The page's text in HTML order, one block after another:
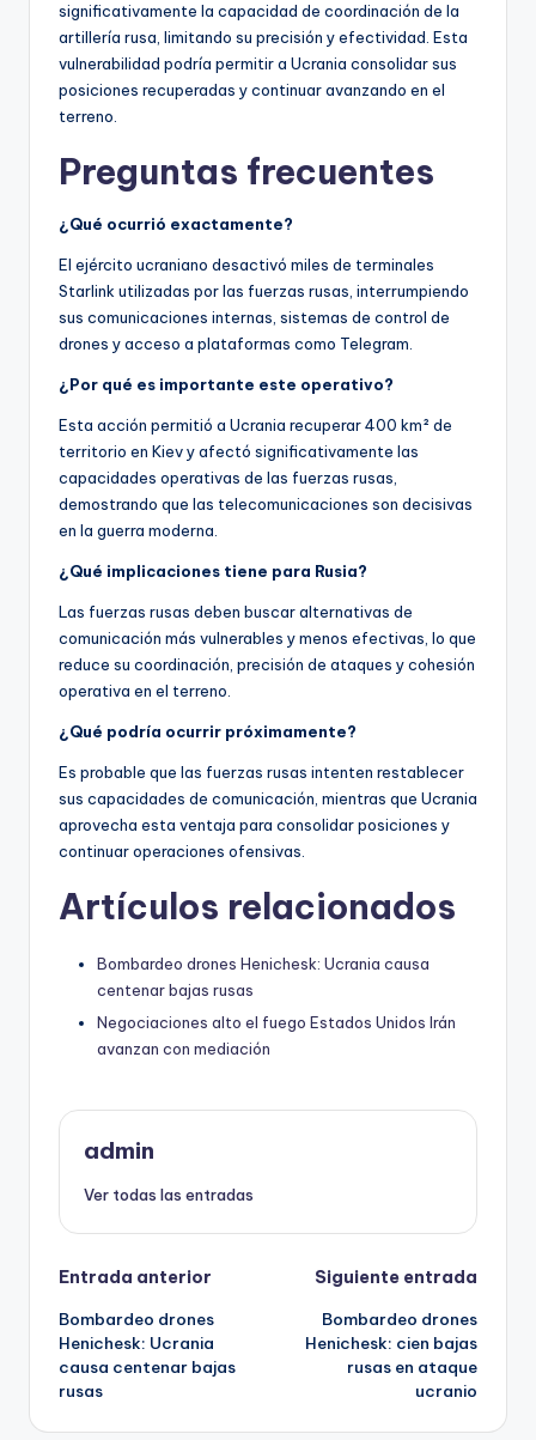
significativamente la capacidad de coordinación de la
artillería rusa, limitando su precisión y efectividad. Esta
vulnerabilidad podría permitir a Ucrania consolidar sus
posiciones recuperadas y continuar avanzando en el
terreno.
Preguntas frecuentes
¿Qué ocurrió exactamente?
El ejército ucraniano desactivó miles de terminales
Starlink utilizadas por las fuerzas rusas, interrumpiendo
sus comunicaciones internas, sistemas de control de
drones y acceso a plataformas como Telegram.
¿Por qué es importante este operativo?
Esta acción permitió a Ucrania recuperar 400 km² de
territorio en Kiev y afectó significativamente las
capacidades operativas de las fuerzas rusas,
demostrando que las telecomunicaciones son decisivas
en la guerra moderna.
¿Qué implicaciones tiene para Rusia?
Las fuerzas rusas deben buscar alternativas de
comunicación más vulnerables y menos efectivas, lo que
reduce su coordinación, precisión de ataques y cohesión
operativa en el terreno.
¿Qué podría ocurrir próximamente?
Es probable que las fuerzas rusas intenten restablecer
sus capacidades de comunicación, mientras que Ucrania
aprovecha esta ventaja para consolidar posiciones y
continuar operaciones ofensivas.
Artículos relacionados
Bombardeo drones Henichesk: Ucrania causa
centenar bajas rusas
Negociaciones alto el fuego Estados Unidos Irán
avanzan con mediación
admin
Ver todas las entradas
Navegación
de
entradas
Entrada anterior
Bombardeo drones
Henichesk: Ucrania
causa centenar bajas
rusas
Siguiente entrada
Bombardeo drones
Henichesk: cien bajas
rusas en ataque
ucranio